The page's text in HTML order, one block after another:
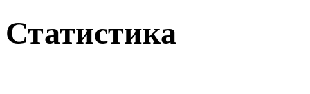
Статистика